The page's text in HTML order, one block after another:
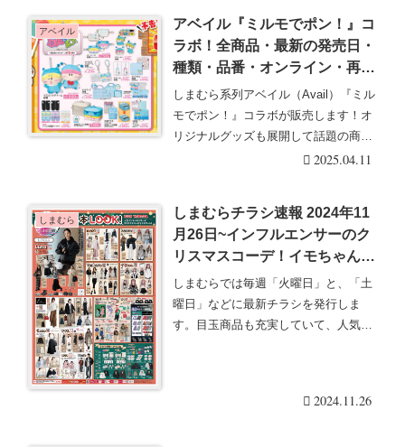
アベイル
アベイル『ミルモでポン！』コ
ラボ！全商品・最新の発売日・
種類・品番・オンライン・再販
まとめ！取扱店はどこ？半袖T
シャツ、チャーム、エコバッ
グ、ソックス、収納ボックスな
どが2025/4/12より新発売！
しまむら系列アベイル（Avail）『ミル
モでポン！』コラボが販売します！オ
リジナルグッズも展開して話題の商品
です！アベイ・・・続きを読む2025.04.11
しまむら
しまむらチラシ速報 2024年11
月26日~インフルエンサーのク
リスマスコーデ！イモちゃん、
MUMU、Coco、KAORU、
makiも！アニメ、キャラクタ
ーのコラボも充実！
しまむらでは毎週「火曜日」と、「土
曜日」などに最新チラシを発行しま
す。目玉商品も充実していて、人気の
2024.11.26